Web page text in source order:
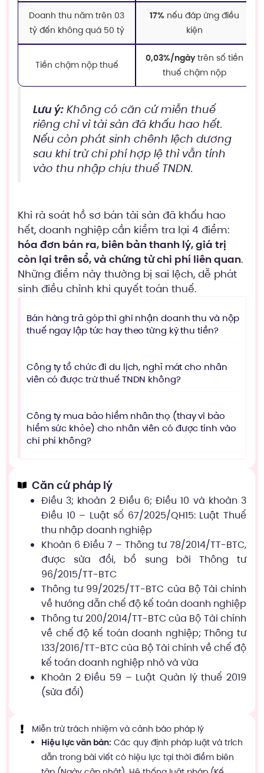
Doanh thu năm trên 03
tỷ đến không quá 50 tỷ
17% nếu đáp ứng điều
kiện
Tiền chậm nộp thuế
0,03%/ngàytrên số tiền
thuế chậm nộp
Lưu ý:Không có căn cứ miễn thuế
riêng chỉ vì tài sản đã khấu hao hết.
Nếu còn phát sinh chênh lệch dương
sau khi trừ chi phí hợp lệ thì vẫn tính
vào thu nhập chịu thuế TNDN.
Khi rà soát hồ sơ bán tài sản đã khấu hao
hết, doanh nghiệp cần kiểm tra lại 4 điểm:
hóa đơn bán ra, biên bản thanh lý, giá trị
còn lại trên sổ, và chứng từ chi phí liên quan.
Những điểm này thường bị sai lệch, dễ phát
sinh điều chỉnh khi quyết toán thuế.
Bán hàng trả góp thì ghi nhận doanh thu và nộp
thuế ngay lập tức hay theo từng kỳ thu tiền?
Công ty tổ chức đi du lịch, nghỉ mát cho nhân
viên có được trừ thuế TNDN không?
Công ty mua bảo hiểm nhân thọ (thay vì bảo
hiểm sức khỏe) cho nhân viên có được tính vào
chi phí không?
Căn cứ pháp lý
Điều 3; khoản 2 Điều 6; Điều 10 và khoản 3
Điều 10 – Luật số 67/2025/QH15: Luật Thuế
thu nhập doanh nghiệp
Khoản 6 Điều 7 – Thông tư 78/2014/TT-BTC,
được sửa đổi, bổ sung bởi Thông tư
96/2015/TT-BTC
Thông tư 99/2025/TT-BTC của Bộ Tài chính
về hướng dẫn chế độ kế toán doanh nghiệp
Thông tư 200/2014/TT-BTC của Bộ Tài chính
về chế độ kế toán doanh nghiệp; Thông tư
133/2016/TT-BTC của Bộ Tài chính về chế độ
kế toán doanh nghiệp nhỏ và vừa
Khoản 2 Điều 59 – Luật Quản lý thuế 2019
(sửa đổi)
Miễn trừ trách nhiệm và cảnh báo pháp lý
Hiệu lực văn bản: Các quy định pháp luật và trích
dẫn trong bài viết có hiệu lực tại thời điểm biên